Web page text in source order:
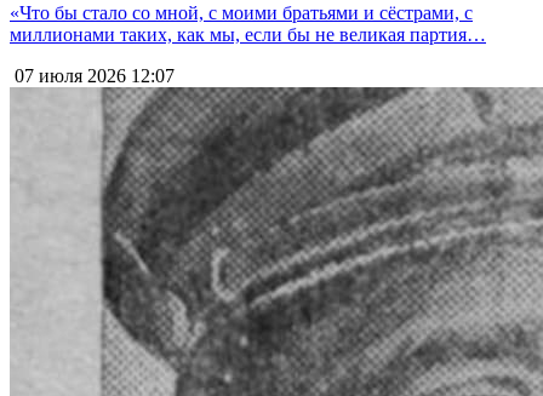
«Что бы стало со мной, с моими братьями и сёстрами, с
миллионами таких, как мы, если бы не великая партия…
07 июля 2026 12:07